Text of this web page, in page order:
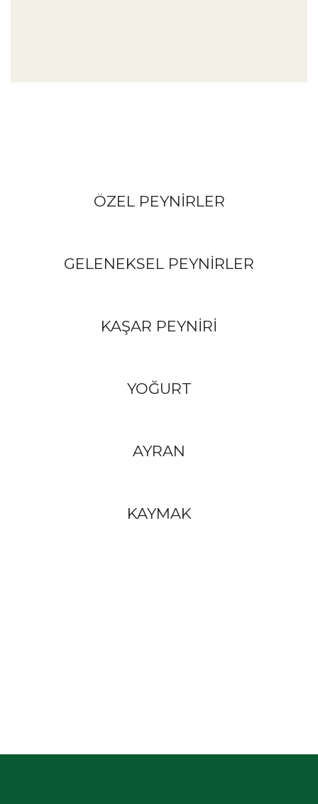
ÖZEL PEYNİRLER
GELENEKSEL PEYNİRLER
KAŞAR PEYNİRİ
YOĞURT
AYRAN
KAYMAK